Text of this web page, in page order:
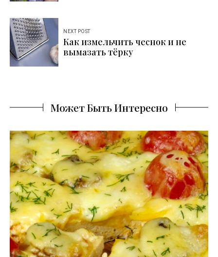
NEXT POST
Как измельчить чеснок и не
вымазать тёрку
Может Быть Интересно